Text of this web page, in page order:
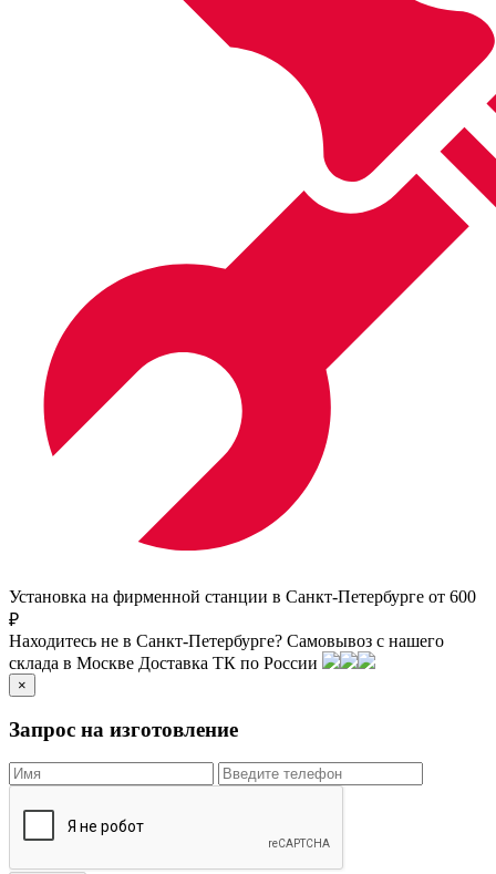
Установка на фирменной станции в Санкт-Петербурге от 600
₽
Находитесь не в Санкт-Петербурге? Самовывоз с нашего
склада в Москве Доставка ТК по России
×
Запрос на изготовление